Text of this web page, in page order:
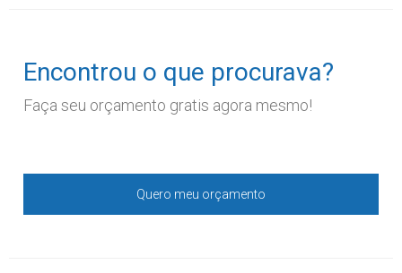
Encontrou o que procurava?
Faça seu orçamento gratis agora mesmo!
Quero meu orçamento